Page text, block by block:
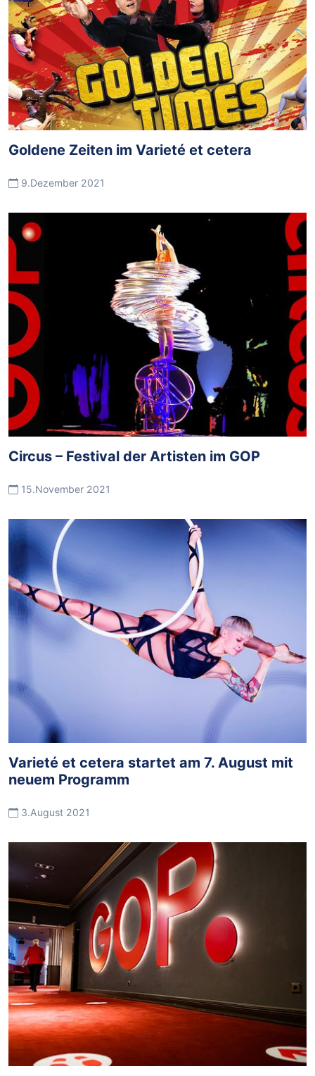
Goldene Zeiten im Varieté et cetera
9.Dezember 2021
Circus – Festival der Artisten im GOP
15.November 2021
Varieté et cetera startet am 7. August mit
neuem Programm
3.August 2021